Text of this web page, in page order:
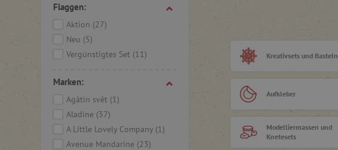
Flaggen:
Aktion (27)
Neu (5)
Vergünstigtes Set (11)
Marken:
Agátin svět (1)
Aladine (37)
A Little Lovely Company (1)
Avenue Mandarine (23)
Kreativsets und Basteln
Aufkleber
Modelliermassen und
Knetesets